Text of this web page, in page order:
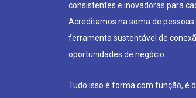
consistentes e inovadoras para
Acreditamos na soma de
ferramenta sustentável de
oportunidades de negócio.
Tudo isso é forma com função, é